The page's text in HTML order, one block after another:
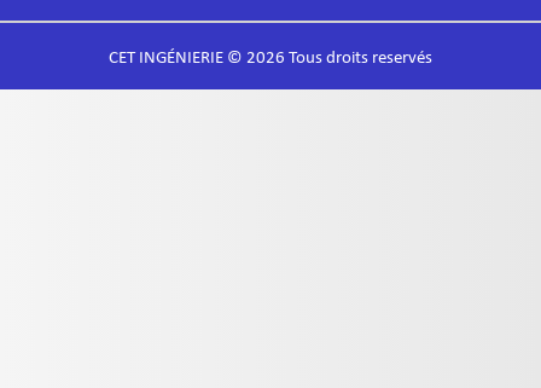
CET INGÉNIERIE © 2026 Tous droits reservés